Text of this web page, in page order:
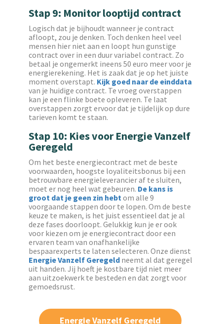
Stap 9: Monitor looptijd contract
Logisch dat je bijhoudt wanneer je contract
afloopt, zou je denken. Toch denken heel veel
mensen hier niet aan en loopt hun gunstige
contract over in een duur variabel contract. Zo
betaal je ongemerkt ineens 50 euro meer voor je
energierekening. Het is zaak dat je op het juiste
moment overstapt. Kijk goed naar de einddata
van je huidige contract. Te vroeg overstappen
kan je een flinke boete opleveren. Te laat
overstappen zorgt ervoor dat je tijdelijk op dure
tarieven komt te staan.
Stap 10: Kies voor Energie Vanzelf
Geregeld
Om het beste energiecontract met de beste
voorwaarden, hoogste loyaliteitsbonus bij een
betrouwbare energieleverancier af te sluiten,
moet er nog heel wat gebeuren. De kans is
groot dat je geen zin hebtom alle 9
voorgaande stappen door te lopen. Om de beste
keuze te maken, is het juist essentieel dat je al
deze fases doorloopt. Gelukkig kun je er ook
voor kiezen om je energiecontract door een
ervaren team van onafhankelijke
bespaarexperts te laten selecteren. Onze dienst
Energie Vanzelf Geregeldneemt al dat geregel
uit handen. Jij hoeft je kostbare tijd niet meer
aan uitzoekwerk te besteden en dat zorgt voor
gemoedsrust.
Energie Vanzelf Geregeld